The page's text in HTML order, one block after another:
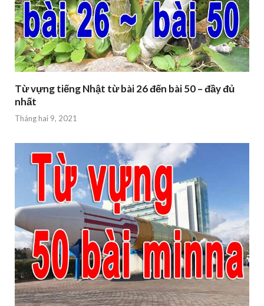
Từ vựng tiếng Nhật từ bài 26 đến bài 50 – đầy đủ
nhất
Tháng hai 9, 2021